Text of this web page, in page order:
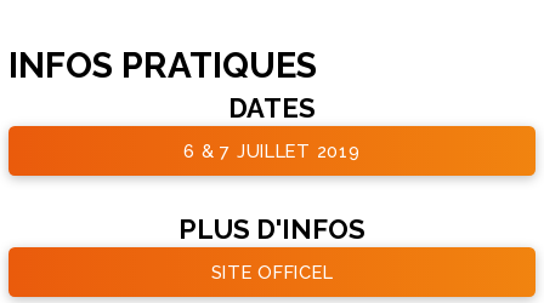
INFOS PRATIQUES
DATES
6 & 7 JUILLET 2019
PLUS D'INFOS
SITE OFFICEL